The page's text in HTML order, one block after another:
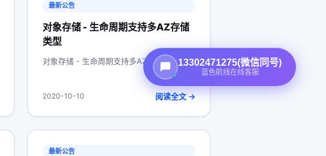
最新公告
对象存储 - 生命周期支持多AZ存储
类型
对象存储 - 生命周期支持多AZ存储类型
2020-10-10 阅读全文 →
最新公告
13302471275(微信同号)
蓝色航线在线客服